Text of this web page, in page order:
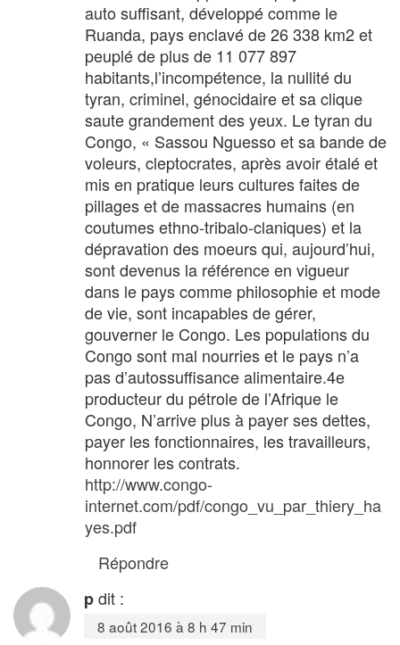
auto suffisant, développé comme le
Ruanda, pays enclavé de 26 338 km2 et
peuplé de plus de 11 077 897
habitants,l’incompétence, la nullité du
tyran, criminel, génocidaire et sa clique
saute grandement des yeux. Le tyran du
Congo, « Sassou Nguesso et sa bande de
voleurs, cleptocrates, après avoir étalé et
mis en pratique leurs cultures faites de
pillages et de massacres humains (en
coutumes ethno-tribalo-claniques) et la
dépravation des moeurs qui, aujourd’hui,
sont devenus la référence en vigueur
dans le pays comme philosophie et mode
de vie, sont incapables de gérer,
gouverner le Congo. Les populations du
Congo sont mal nourries et le pays n’a
pas d’autossuffisance alimentaire.4e
producteur du pétrole de l’Afrique le
Congo, N’arrive plus à payer ses dettes,
payer les fonctionnaires, les travailleurs,
honnorer les contrats.
http://www.congo-
internet.com/pdf/congo_vu_par_thiery_ha
yes.pdf
Répondre
pdit :
8 août 2016 à 8 h 47 min